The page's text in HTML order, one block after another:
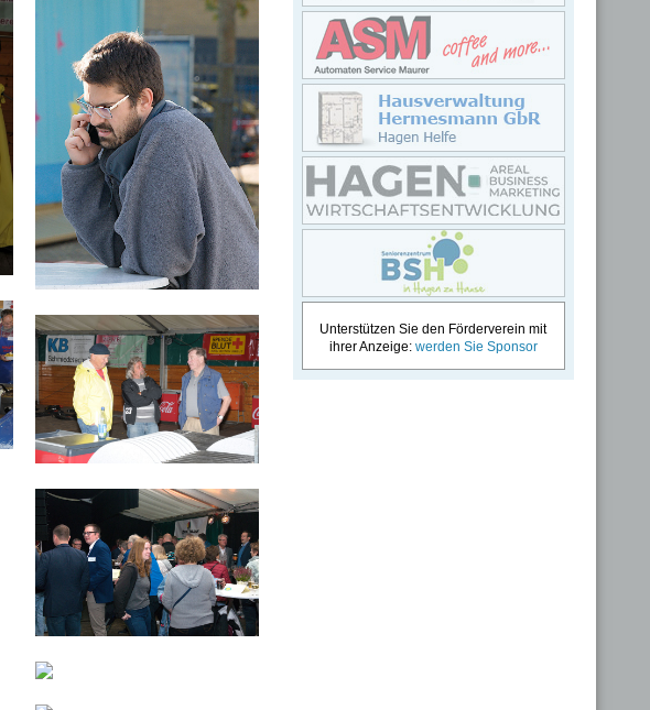
Unterstützen Sie den Förderverein mit
ihrer Anzeige: werden Sie Sponsor